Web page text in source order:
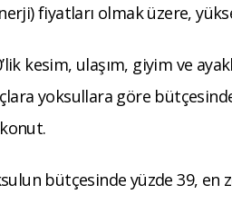
fiyatları olmak üzere,
kesim, ulaşım, giyim ve
yoksullara göre
bütçesinde yüzde 39,